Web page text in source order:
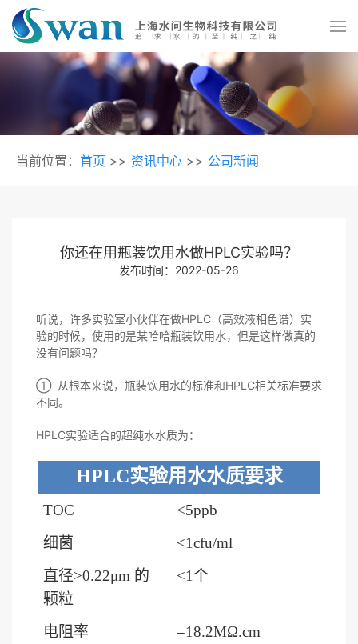
当前位置： 首页 >> 资讯中心 >> 公司新闻
你还在用瓶装饮用水做HPLC实验吗？
发布时间：2022-05-26
听说，许多实验室小伙伴在做HPLC（高效液相色谱）实
验的时候，使用的是某哈哈瓶装饮用水，但是这样做真的
没有问题吗？
① 从根本来说，瓶装饮用水的标准和HPLC相关标准要求
不同。
HPLC实验适合的超纯水水质为：
HPLC实验用水水质要求
TOC
<5ppb
细菌
<1cfu/ml
直径>0.22μm 的
颗粒
<1个
电阻率 =18.2MΩ.cm